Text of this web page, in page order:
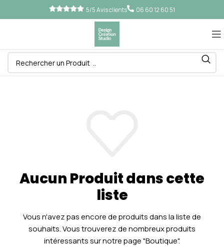
5/5 Avis clients 06 60 12 60 51
Aucun Produit dans cette
liste
Vous n'avez pas encore de produits dans la liste de
souhaits.Vous trouverez de nombreux produits
intéressants sur notre page "Boutique".